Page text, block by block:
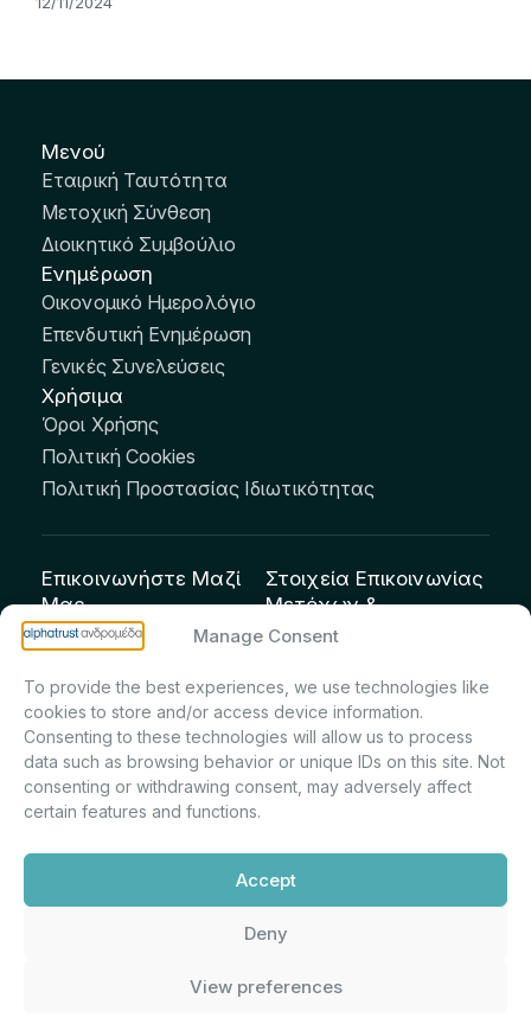
Manage Consent
To provide the best experiences, we use technologies like
cookies to store and/or access device information.
Consenting to these technologies will allow us to process
data such as browsing behavior or unique IDs on this site. Not
consenting or withdrawing consent, may adversely affect
certain features and functions.
Accept
Deny
View preferences
Μενού
Εταιρική Ταυτότητα
Μετοχική Σύνθεση
Διοικητικό Συμβούλιο
Ενημέρωση
Οικονομικό Ημερολόγιο
Επενδυτική Ενημέρωση
Γενικές Συνελεύσεις
Χρήσιμα
Όροι Χρήσης
Πολιτική Cookies
Πολιτική Προστασίας Ιδιωτικότητας
Επικοινωνήστε Μαζί
Μας
info@andromeda.eu
Οδός Αριστείδου 1,
Κηφισιά Τ.Κ. 14561
Στοιχεία Επικοινωνίας
Μετόχων &
Επενδυτών:
Πρίντσιου – Corporate
Secretary & Investor
Relations – Τμήμα
Μετοχολογίου –
Ανακοινώσεων
m.printsiou@andromeda.eu